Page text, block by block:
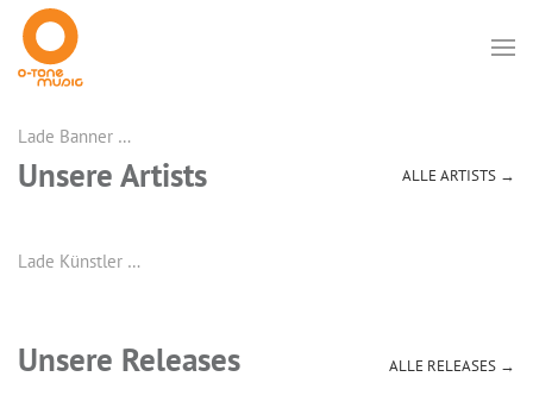
Lade Banner …
Unsere Artists ALLE ARTISTS →
Lade Künstler …
Unsere Releases ALLE RELEASES →